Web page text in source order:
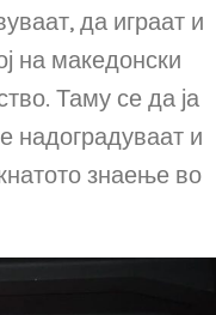
да играат и
на македонски
Таму се да ја
надоградуваат и
знаење во